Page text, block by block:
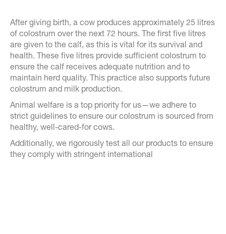
After giving birth, a cow produces approximately 25 litres
of colostrum over the next 72 hours. The first five litres
are given to the calf, as this is vital for its survival and
health. These five litres provide sufficient colostrum to
ensure the calf receives adequate nutrition and to
maintain herd quality. This practice also supports future
colostrum and milk production.
Animal welfare is a top priority for us—we adhere to
strict guidelines to ensure our colostrum is sourced from
healthy, well-cared-for cows.
Additionally, we rigorously test all our products to ensure
they comply with stringent international